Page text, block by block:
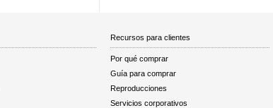
Recursos para clientes
Por qué comprar
Guía para comprar
Reproducciones
Servicios corporativos